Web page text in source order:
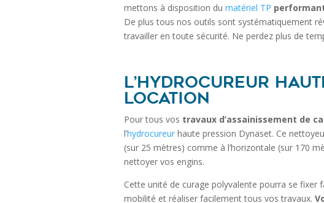
mettons à disposition du matériel TP
De plus tous nos outils sont systématiquement
travailler en toute sécurité. Ne perdez plus de
L’hydrocureur
location
Pour tous vos travaux d’assainissement de
l’hydrocureurhaute pression Dynaset. Ce
(sur 25 mètres) comme à l’horizontale (sur 170
nettoyer vos engins.
Cette unité de curage polyvalente pourra se fixer
mobilité et réaliser facilement tous vos travaux.